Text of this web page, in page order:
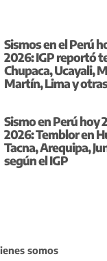
Sismos en el Perú
2026: IGP reportó
Chupaca, Ucayali,
Martín, Lima y
Sismo en Perú hoy
2026: Temblor en
Tacna, Arequipa,
según el IGP
somos